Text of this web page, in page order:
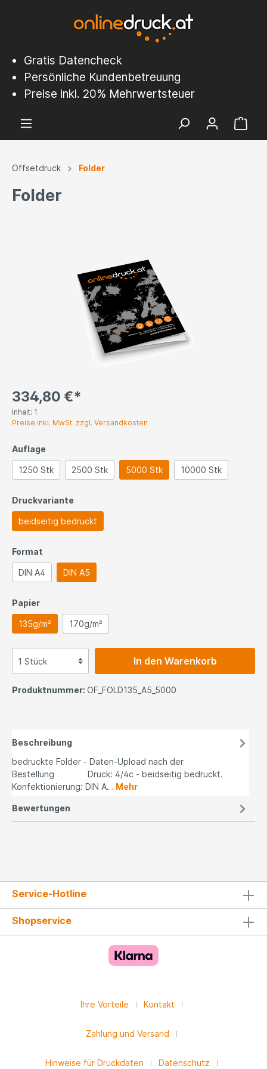
Gratis Datencheck
Persönliche Kundenbetreuung
Preise inkl. 20% Mehrwertsteuer
Offsetdruck Folder
Folder
334,80 €*
Inhalt: 1
Preise inkl. MwSt. zzgl. Versandkosten
Auflage
1250 Stk 2500 Stk 5000 Stk 10000 Stk
Druckvariante
beidseitig bedruckt
Format
DIN A4 DIN A5
Papier
135g/m² 170g/m²
In den Warenkorb
Produktnummer: OF_FOLD135_A5_5000
Beschreibung
bedruckte Folder - Daten-Upload nach der
Bestellung Druck: 4/4c - beidseitig bedruckt.
Konfektionierung: DIN A… Mehr
Bewertungen
Service-Hotline
Shopservice
Ihre Vorteile Kontakt
Zahlung und Versand
Hinweise für Druckdaten Datenschutz